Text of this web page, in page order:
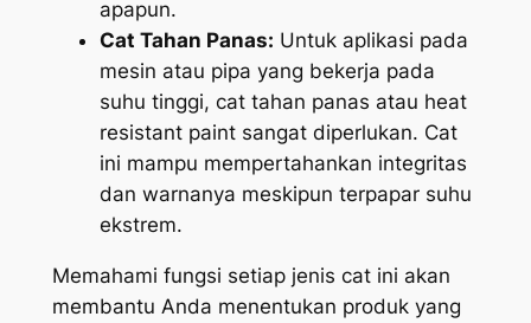
apapun.
Cat Tahan Panas: Untuk aplikasi pada
mesin atau pipa yang bekerja pada
suhu tinggi, cat tahan panas atau heat
resistant paintsangat diperlukan. Cat
ini mampu mempertahankan integritas
dan warnanya meskipun terpapar suhu
ekstrem.
Memahami fungsi setiap jenis cat ini akan
membantu Anda menentukan produk yang